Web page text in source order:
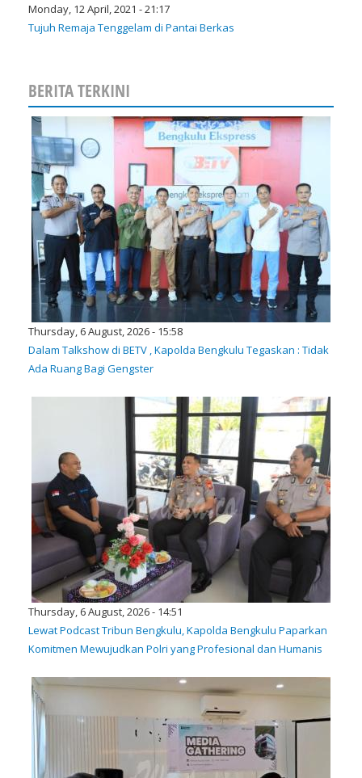
Monday, 12 April, 2021 - 21:17
Tujuh Remaja Tenggelam di Pantai Berkas
BERITA TERKINI
Thursday, 6 August, 2026 - 15:58
Dalam Talkshow di BETV , Kapolda Bengkulu Tegaskan : Tidak
Ada Ruang Bagi Gengster
Thursday, 6 August, 2026 - 14:51
Lewat Podcast Tribun Bengkulu, Kapolda Bengkulu Paparkan
Komitmen Mewujudkan Polri yang Profesional dan Humanis